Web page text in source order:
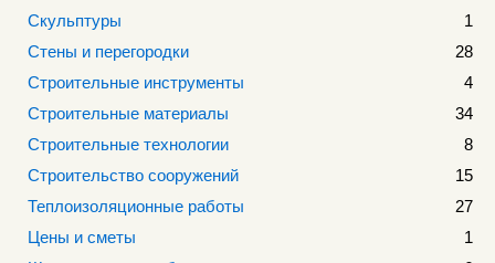
Скульптуры
1
Стены и перегородки
28
Строительные инструменты
4
Строительные материалы
34
Строительные технологии
8
Строительство сооружений
15
Теплоизоляционные работы
27
Цены и сметы
1